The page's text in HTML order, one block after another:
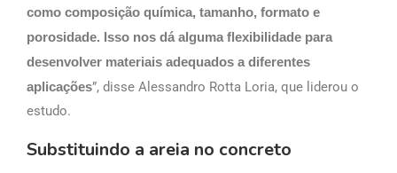
como composição química, tamanho, formato e
porosidade. Isso nos dá alguma flexibilidade para
desenvolver materiais adequados a diferentes
aplicações”, disse Alessandro Rotta Loria, que liderou o
estudo.
Substituindo a areia no concreto